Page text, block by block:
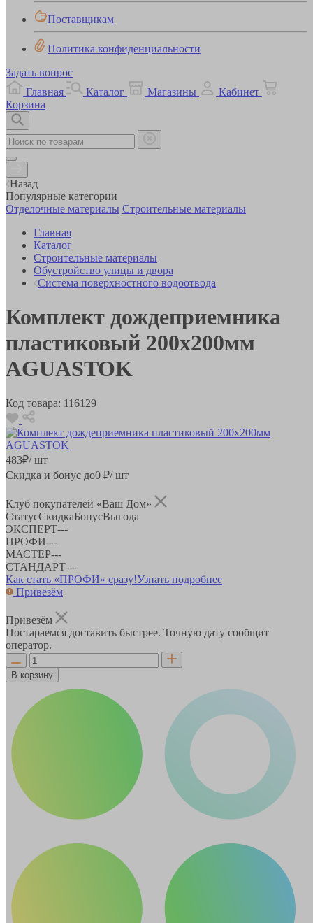
Поставщикам
Политика конфиденциальности
Задать вопрос
Главная
Каталог Магазины
Кабинет
Корзина
Назад
Популярные категории
Отделочные материалы Строительные материалы
Главная
Каталог
Строительные материалы
Обустройство улицы и двора
Система поверхностного водоотвода
Комплект дождеприемника
пластиковый 200х200мм
AGUASTOK
Код товара: 116129
483₽/ шт
Скидка и бонус до0 ₽/ шт
Клуб покупателей «Ваш Дом»
СтатусСкидкаБонусВыгода
ЭКСПЕРТ---
ПРОФИ---
МАСТЕР---
СТАНДАРТ---
Как стать «ПРОФИ» сразу!Узнать подробнее
Привезём
Привезём
Постараемся доставить быстрее. Точную дату сообщит
оператор.
В корзину